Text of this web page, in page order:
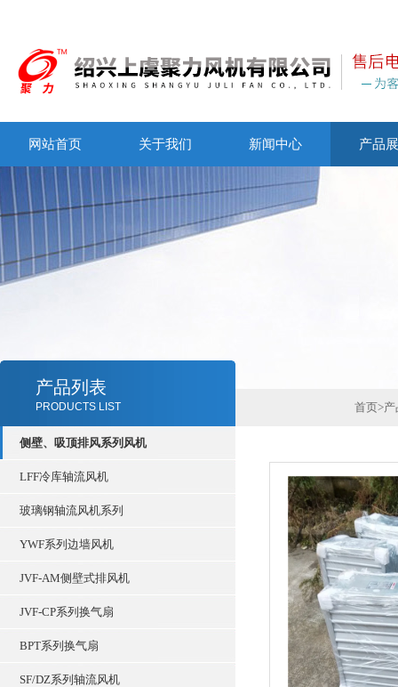
网站首页 关于我们 新闻中心 产品
产品列表
PRODUCTS LIST
侧壁、吸顶排风系列风机
LFF冷库轴流风机
玻璃钢轴流风机系列
YWF系列边墙风机
JVF-AM侧壁式排风机
JVF-CP系列换气扇
BPT系列换气扇
SF/DZ系列轴流风机
首页>